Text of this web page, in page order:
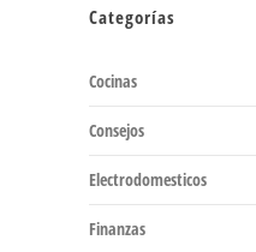
Categorías
Cocinas
Consejos
Electrodomesticos
Finanzas